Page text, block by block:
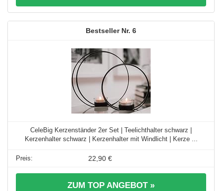
6
CeleBig Kerzenständer 2er Set | Teelichthalter schwarz |
Kerzenhalter schwarz | Kerzenhalter mit Windlicht | Kerze ...
22,90 €
ZUM TOP ANGEBOT »